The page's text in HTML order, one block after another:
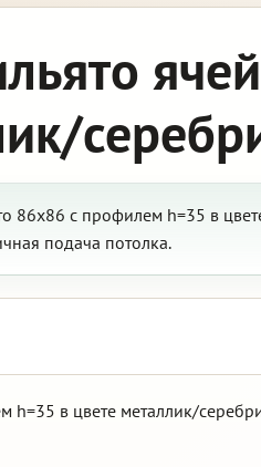
86х86 с профилем h=35 в
подача потолка.
h=35 в цвете металлик/